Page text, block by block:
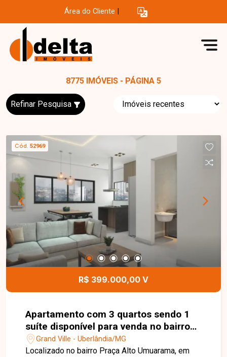
Área do Cliente
8775 IMÓVEIS - PÁGINA 5
Refinar Pesquisa
Cód. 52969
R$ 399.000,00 V
Apartamento com 3 quartos sendo 1
suíte disponível para venda no bairro
Praça Alto Umuarama em Uberlândia-
MG
Grand Ville - Uberlândia/MG
Localizado no bairro Praça Alto Umuarama, em